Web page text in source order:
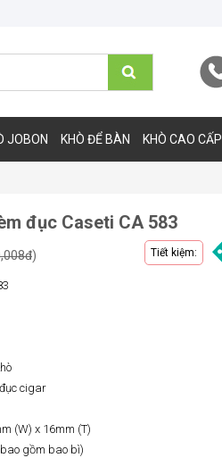
JOBON KHÒ ĐỂ BÀN KHÒ CAO CẤP
đục Caseti CA 583
Tiết kiệm:
)
cigar
(W) x 16mm (T)
gồm bao bì)